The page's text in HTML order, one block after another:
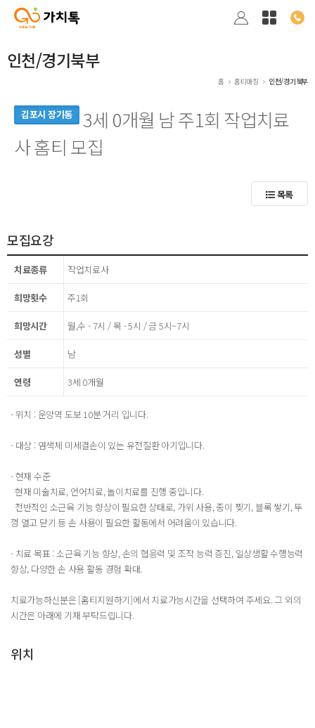
인천/경기북부
홈 홈티매칭 인천/경기북부
김포시 장기동
3세 0개월 남 주1회 작업치료
사 홈티 모집
목록
모집요강
치료종류 작업치료사
희망횟수 주1회
희망시간 월,수 - 7시 / 목 - 5시 / 금 5시~7시
성별 남
연령 3세 0개월
- 위치 : 운양역 도보 10분 거리 입니다.
- 대상 : 염색체 미세결손이 있는 유전질환 아기입니다.
- 현재 수준
현재 미술치료, 언어치료, 놀이치료를 진행 중입니다.
전반적인 소근육 기능 향상이 필요한 상태로, 가위 사용, 종이 찢기, 블록 쌓기, 뚜
껑 열고 닫기 등 손 사용이 필요한 활동에서 어려움이 있습니다.
- 치료 목표 : 소근육 기능 향상, 손의 협응력 및 조작 능력 증진, 일상생활 수행능력
향상, 다양한 손 사용 활동 경험 확대.
치료가능하신분은 [홈티지원하기]에서 치료가능시간을 선택하여 주세요. 그 외의
시간은 아래에 기재 부탁드립니다.
위치